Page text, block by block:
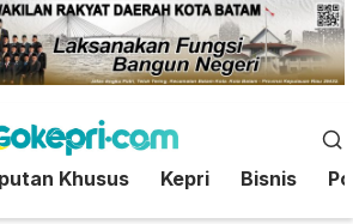
Khusus Kepri Bisnis